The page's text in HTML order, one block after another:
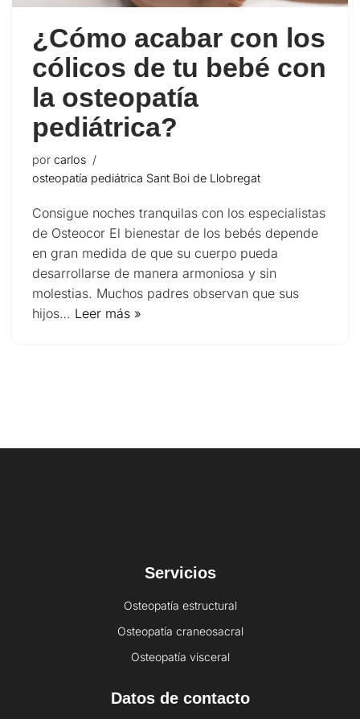
¿Cómo acabar con los
cólicos de tu bebé con
la osteopatía
pediátrica?
por carlos
osteopatía pediátrica Sant Boi de Llobregat
Consigue noches tranquilas con los especialistas
de Osteocor El bienestar de los bebés depende
en gran medida de que su cuerpo pueda
desarrollarse de manera armoniosa y sin
molestias. Muchos padres observan que sus
hijos… Leer más »
Servicios
Osteopatía estructural
Osteopatía craneosacral
Osteopatía visceral
Datos de contacto